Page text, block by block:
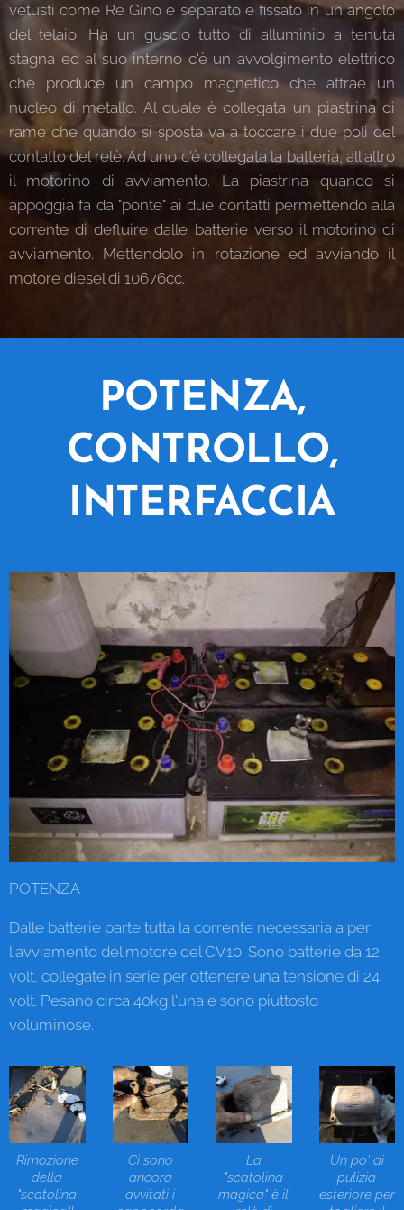
vetusti come Re Gino è separato e fissato in un angolo
del telaio. Ha un guscio tutto di alluminio a tenuta
stagna ed al suo interno c'è un avvolgimento elettrico
che produce un campo magnetico che attrae un
nucleo di metallo. Al quale è collegata un piastrina di
rame che quando si sposta va a toccare i due poli del
contatto del relè. Ad uno c'è collegata la batteria, all'altro
il motorino di avviamento. La piastrina quando si
appoggia fa da "ponte" ai due contatti permettendo alla
corrente di defluire dalle batterie verso il motorino di
avviamento. Mettendolo in rotazione ed avviando il
motore diesel di 10676cc.
POTENZA,
CONTROLLO,
INTERFACCIA
POTENZA
Dalle batterie parte tutta la corrente necessaria a per
l'avviamento del motore del CV10. Sono batterie da 12
volt, collegate in serie per ottenere una tensione di 24
volt. Pesano circa 40kg l'una e sono piuttosto
voluminose.
Rimozione
della
"scatolina
Ci sono
ancora
avvitati i
La
"scatolina
magica" è il
Un po' di
pulizia
esteriore per